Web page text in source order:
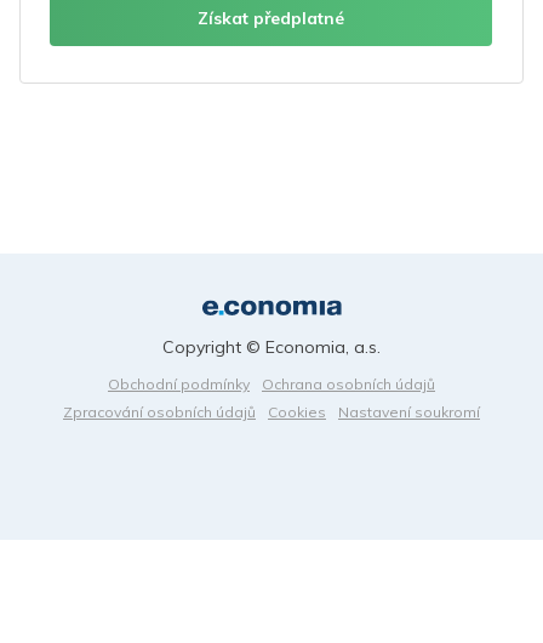
Získat předplatné
Obchodní podmínky
Ochrana osobních údajů
Zpracování osobních údajů
Cookies Nastavení soukromí
Copyright © Economia, a.s.